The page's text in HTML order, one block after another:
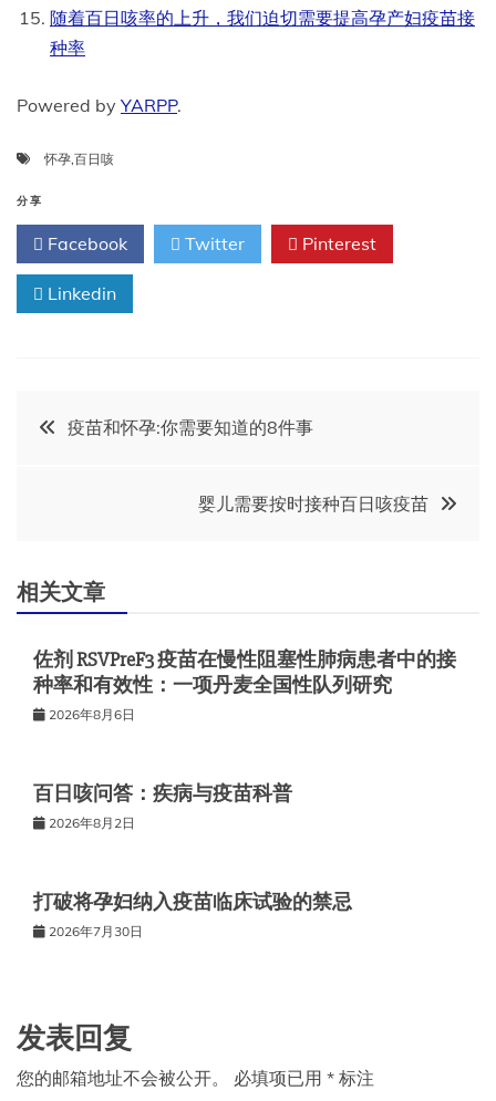
随着百日咳率的上升，我们迫切需要提高孕产妇疫苗接
种率
Powered by YARPP.
怀孕,百日咳
分享
Facebook Twitter Pinterest
Linkedin
文
航
疫苗和怀孕:你需要知道的8件事
婴儿需要按时接种百日咳疫苗
相关文章
佐剂 RSVPreF3 疫苗在慢性阻塞性肺病患者中的接
种率和有效性：一项丹麦全国性队列研究
2026年8月6日
百日咳问答：疾病与疫苗科普
2026年8月2日
打破将孕妇纳入疫苗临床试验的禁忌
2026年7月30日
发表回复
您的邮箱地址不会被公开。 必填项已用 * 标注